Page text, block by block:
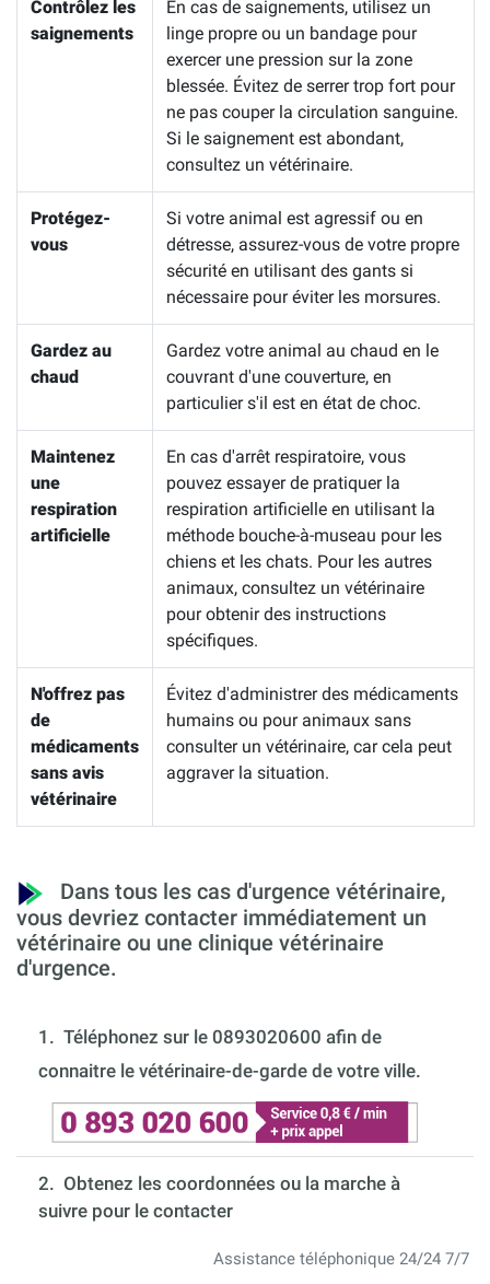
Contrôlez les
saignements
En cas de saignements, utilisez un
linge propre ou un bandage pour
exercer une pression sur la zone
blessée. Évitez de serrer trop fort pour
ne pas couper la circulation sanguine.
Si le saignement est abondant,
consultez un vétérinaire.
Protégez-
vous
Si votre animal est agressif ou en
détresse, assurez-vous de votre propre
sécurité en utilisant des gants si
nécessaire pour éviter les morsures.
Gardez au
chaud
Gardez votre animal au chaud en le
couvrant d'une couverture, en
particulier s'il est en état de choc.
Maintenez
une
respiration
artificielle
En cas d'arrêt respiratoire, vous
pouvez essayer de pratiquer la
respiration artificielle en utilisant la
méthode bouche-à-museau pour les
chiens et les chats. Pour les autres
animaux, consultez un vétérinaire
pour obtenir des instructions
spécifiques.
N'offrez pas
de
médicaments
sans avis
vétérinaire
Évitez d'administrer des médicaments
humains ou pour animaux sans
consulter un vétérinaire, car cela peut
aggraver la situation.
Dans tous les cas d'urgence vétérinaire,
vous devriez contacter immédiatement un
vétérinaire ou une clinique vétérinaire
d'urgence.
1. Téléphonez sur le 0893020600 afin de
connaitre le vétérinaire-de-garde de votre ville.
2. Obtenez les coordonnées ou la marche à
suivre pour le contacter
Assistance téléphonique 24/24 7/7